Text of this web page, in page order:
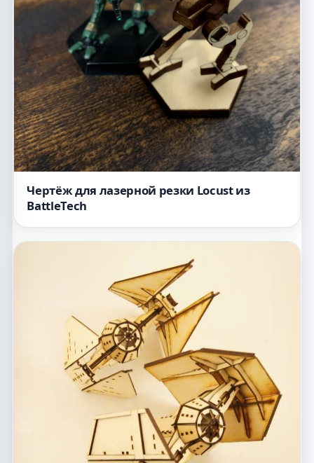
Чертёж для лазерной резки Locust из
BattleTech